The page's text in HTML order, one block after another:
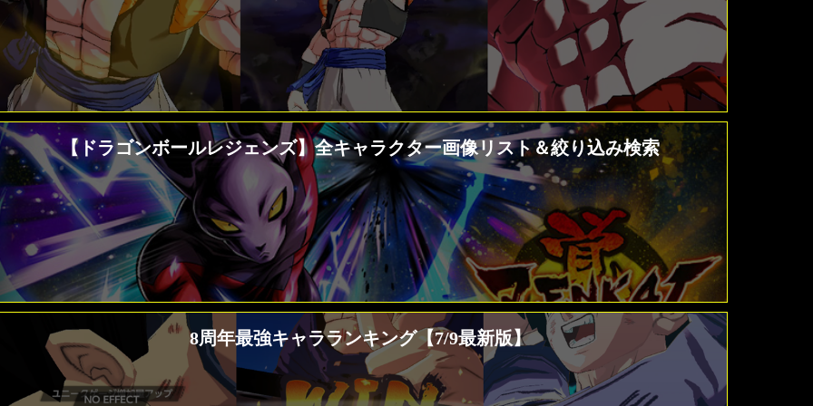
【ドラゴンボールレジェンズ】全キャラクター画像リスト＆絞り込み検索
8周年最強キャラランキング【7/9最新版】